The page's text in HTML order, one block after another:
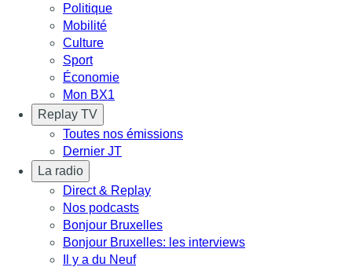
Politique
Mobilité
Culture
Sport
Économie
Mon BX1
Replay TV
Toutes nos émissions
Dernier JT
La radio
Direct & Replay
Nos podcasts
Bonjour Bruxelles
Bonjour Bruxelles: les interviews
Il y a du Neuf